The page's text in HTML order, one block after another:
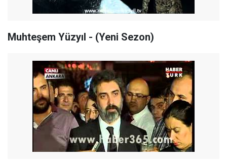
Muhteşem Yüzyıl - (Yeni Sezon)